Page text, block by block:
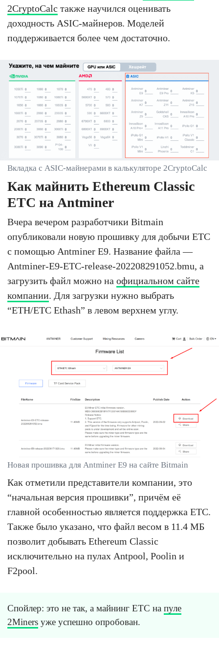
2CryptoCalc также научился оценивать
доходность ASIC-майнеров. Моделей
поддерживается более чем достаточно.
Вкладка с ASIC-майнерами в калькуляторе 2CryptoCalc
Как майнить Ethereum Classic
ETC на Antminer
Вчера вечером разработчики Bitmain
опубликовали новую прошивку для добычи ETC
с помощью Antminer E9. Название файла —
Antminer-E9-ETC-release-202208291052.bmu, а
загрузить файл можно на официальном сайте
компании. Для загрузки нужно выбрать
“ETH/ETC Ethash” в левом верхнем углу.
Новая прошивка для Antminer E9 на сайте Bitmain
Как отметили представители компании, это
“начальная версия прошивки”, причём её
главной особенностью является поддержка ETC.
Также было указано, что файл весом в 11.4 МБ
позволит добывать Ethereum Classic
исключительно на пулах Antpool, Poolin и
F2pool.
Спойлер: это не так, а майнинг ETC на пуле
2Miners уже успешно опробован.